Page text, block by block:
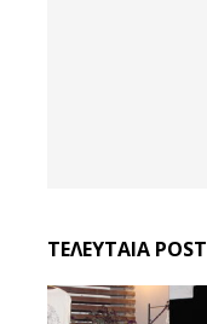
ΤΕΛΕΥΤΑΙΑ POST